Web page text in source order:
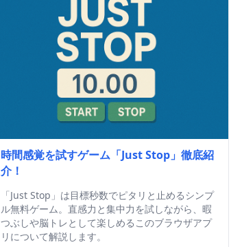
時間感覚を試すゲーム「Just Stop」徹底紹
介！
「Just Stop」は目標秒数でピタリと止めるシンプ
ル無料ゲーム。直感力と集中力を試しながら、暇
つぶしや脳トレとして楽しめるこのブラウザアプ
リについて解説します。